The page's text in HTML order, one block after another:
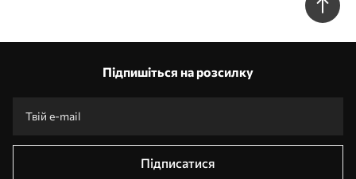
Підпишіться на розсилку
Підписатися